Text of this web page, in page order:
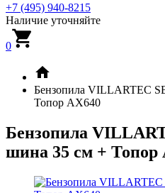
+7 (495) 940-8215
Наличие уточняйте
0
Бензопила VILLARTEC
Топор AX640
Бензопила
шина 35 см + Топор